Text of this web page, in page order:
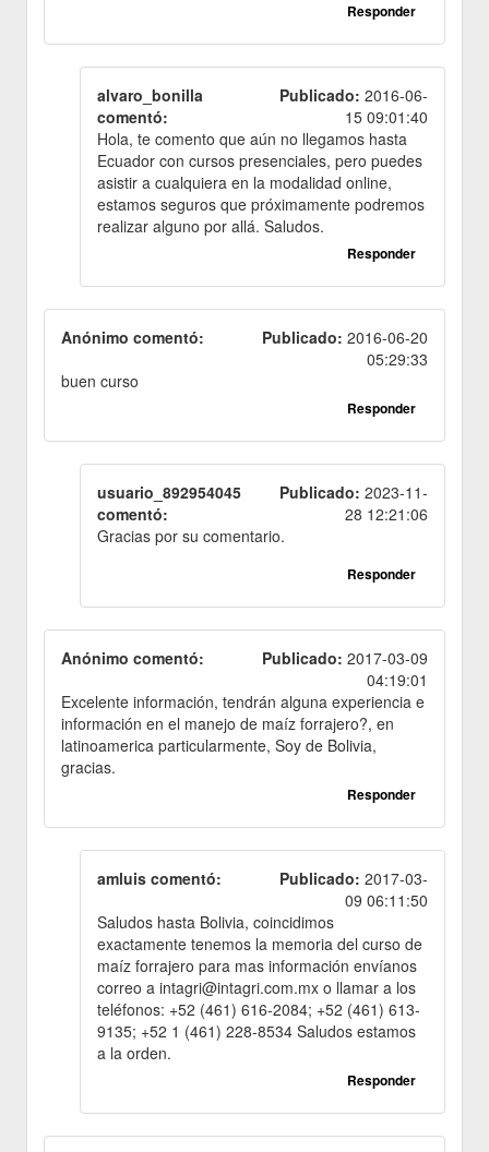
Responder
alvaro_bonilla
comentó:
Publicado: 2016-06-
15 09:01:40
Hola, te comento que aún no llegamos hasta
Ecuador con cursos presenciales, pero puedes
asistir a cualquiera en la modalidad online,
estamos seguros que próximamente podremos
realizar alguno por allá. Saludos.
Responder
Anónimo comentó: Publicado: 2016-06-20
05:29:33
buen curso
Responder
usuario_892954045
comentó:
Publicado: 2023-11-
28 12:21:06
Gracias por su comentario.
Responder
Anónimo comentó: Publicado: 2017-03-09
04:19:01
Excelente información, tendrán alguna experiencia e
información en el manejo de maíz forrajero?, en
latinoamerica particularmente, Soy de Bolivia,
gracias.
Responder
amluis comentó: Publicado: 2017-03-
09 06:11:50
Saludos hasta Bolivia, coincidimos
exactamente tenemos la memoria del curso de
maíz forrajero para mas información envíanos
correo a intagri@intagri.com.mx o llamar a los
teléfonos: +52 (461) 616-2084; +52 (461) 613-
9135; +52 1 (461) 228-8534 Saludos estamos
a la orden.
Responder